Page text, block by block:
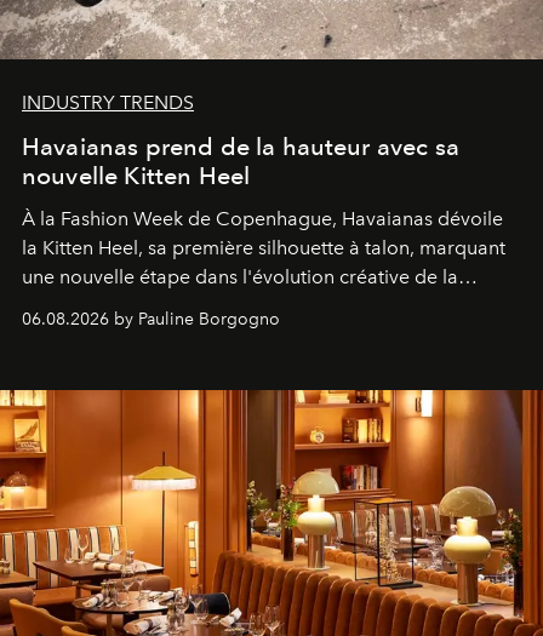
INDUSTRY TRENDS
Havaianas prend de la hauteur avec sa
nouvelle Kitten Heel
À la Fashion Week de Copenhague, Havaianas dévoile
la Kitten Heel, sa première silhouette à talon, marquant
une nouvelle étape dans l'évolution créative de la
06.08.2026 by Pauline Borgogno